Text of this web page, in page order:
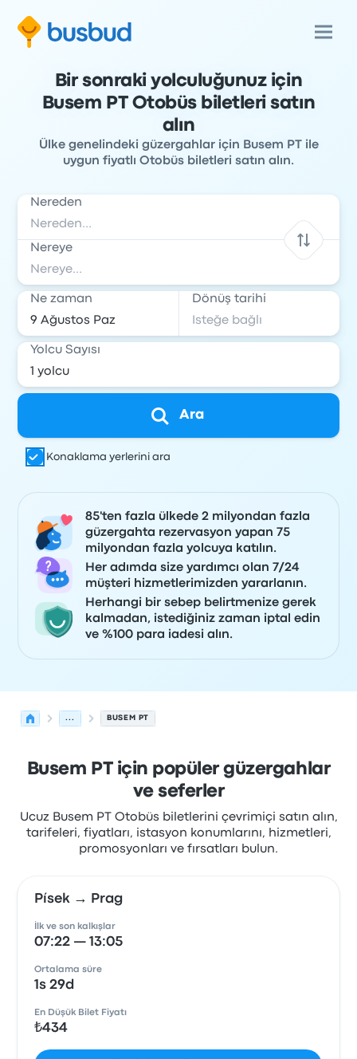
Bir sonraki yolculuğunuz için
Busem PT Otobüs biletleri satın
alın
Ülke genelindeki güzergahlar için Busem PT ile
uygun fiyatlı Otobüs biletleri satın alın.
Nereden
Nereye
Ne zaman Dönüş tarihi
Yolcu Sayısı
Ara
Konaklama yerlerini ara
85'ten fazla ülkede 2 milyondan fazla
güzergahta rezervasyon yapan 75
milyondan fazla yolcuya katılın.
Her adımda size yardımcı olan 7/24
müşteri hizmetlerimizden yararlanın.
Herhangi bir sebep belirtmenize gerek
kalmadan, istediğiniz zaman iptal edin
ve %100 para iadesi alın.
... BUSEM PT
Busem PT için popüler güzergahlar
ve seferler
Ucuz Busem PT Otobüs biletlerini çevrimiçi satın alın,
tarifeleri, fiyatları, istasyon konumlarını, hizmetleri,
promosyonları ve fırsatları bulun.
Písek → Prag
İlk ve son kalkışlar
07:22 — 13:05
Ortalama süre
1s 29d
En Düşük Bilet Fiyatı
₺434